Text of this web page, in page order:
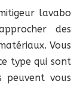
lavabo
des
Vous
type qui sont
peuvent vous